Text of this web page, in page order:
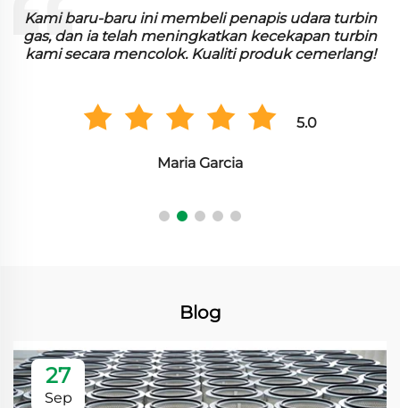
udara turbin
kecekapan turbin
produk cemerlang!
Bahan penapis berlipat bekerja
di faciliti kami. Ia menangkap
cekap, dan kami telah
Blog
27
Sep